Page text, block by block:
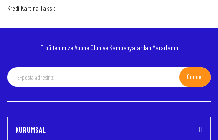
Kredi Kartına Taksit
E-bültenimize Abone Olun ve Kampanyalardan Yararlanın
Gönder
KURUMSAL